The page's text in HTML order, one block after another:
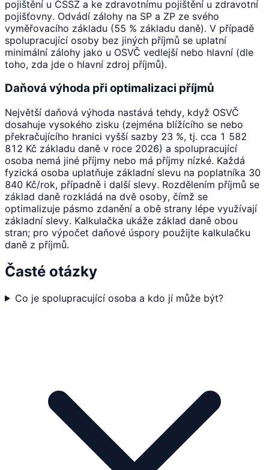
pojištění u ČSSZ a ke zdravotnímu pojištění u zdravotní
pojišťovny. Odvádí zálohy na SP a ZP ze svého
vyměřovacího základu (55 % základu daně). V případě
spolupracující osoby bez jiných příjmů se uplatní
minimální zálohy jako u OSVČ vedlejší nebo hlavní (dle
toho, zda jde o hlavní zdroj příjmů).
Daňová výhoda při optimalizaci příjmů
Největší daňová výhoda nastává tehdy, když OSVČ
dosahuje vysokého zisku (zejména blížícího se nebo
překračujícího hranici vyšší sazby 23 %, tj. cca 1 582
812 Kč základu daně v roce 2026) a spolupracující
osoba nemá jiné příjmy nebo má příjmy nízké. Každá
fyzická osoba uplatňuje základní slevu na poplatníka 30
840 Kč/rok, případně i další slevy. Rozdělením příjmů se
základ daně rozkládá na dvě osoby, čímž se
optimalizuje pásmo zdanění a obě strany lépe využívají
základní slevy. Kalkulačka ukáže základ daně obou
stran; pro výpočet daňové úspory použijte kalkulačku
daně z příjmů.
Časté otázky
Co je spolupracující osoba a kdo jí může být?